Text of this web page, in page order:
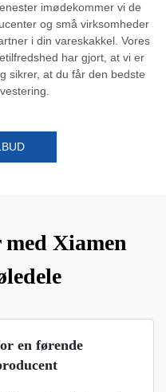
imødekommer vi de
og små virksomheder
i din vareskakkel. Vores
har gjort, at vi er
sikrer, at du får den bedste
Xiamen
en førende